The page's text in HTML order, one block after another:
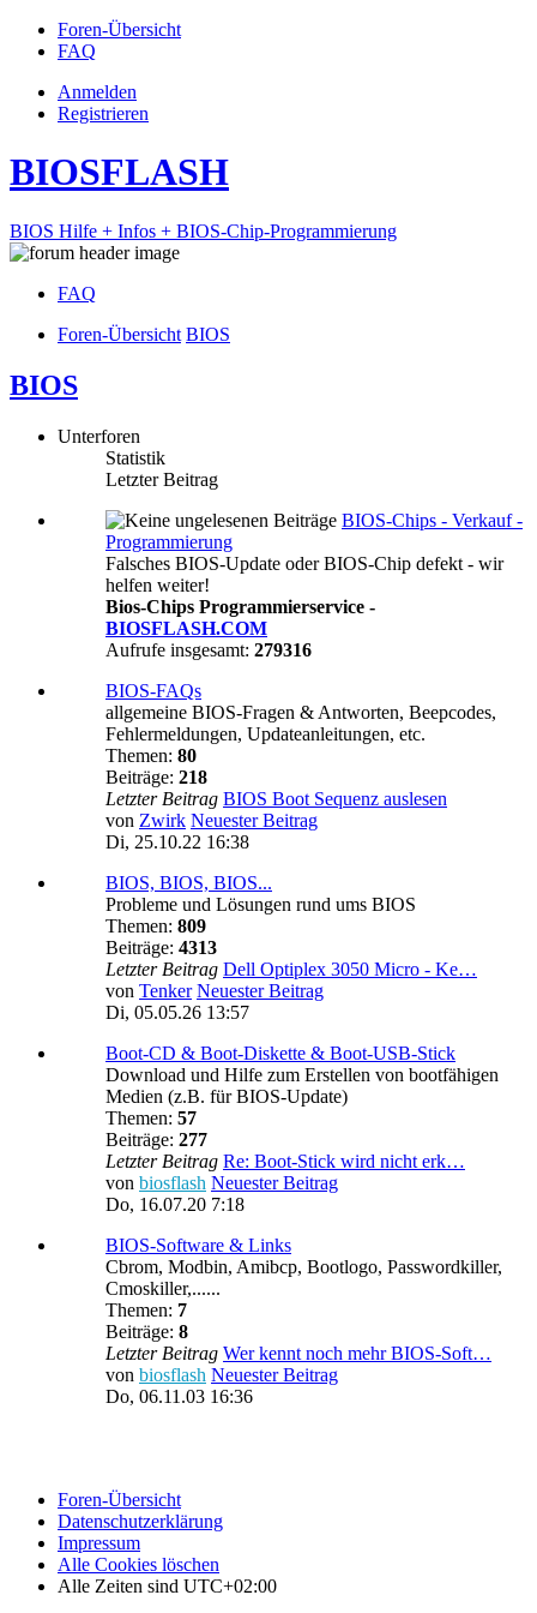
Foren-Übersicht
FAQ
Anmelden
Registrieren
BIOSFLASH
BIOS Hilfe + Infos + BIOS-Chip-Programmierung
FAQ
Foren-Übersicht BIOS
BIOS
Unterforen
Statistik
Letzter Beitrag
BIOS-Chips - Verkauf -
Programmierung
Falsches BIOS-Update oder BIOS-Chip defekt - wir
helfen weiter!
Bios-Chips Programmierservice -
BIOSFLASH.COM
Aufrufe insgesamt: 279316
BIOS-FAQs
allgemeine BIOS-Fragen & Antworten, Beepcodes,
Fehlermeldungen, Updateanleitungen, etc.
Themen: 80
Beiträge: 218
Letzter Beitrag BIOS Boot Sequenz auslesen
von Zwirk Neuester Beitrag
Di, 25.10.22 16:38
BIOS, BIOS, BIOS...
Probleme und Lösungen rund ums BIOS
Themen: 809
Beiträge: 4313
Letzter Beitrag Dell Optiplex 3050 Micro - Ke…
von Tenker Neuester Beitrag
Di, 05.05.26 13:57
Boot-CD & Boot-Diskette & Boot-USB-Stick
Download und Hilfe zum Erstellen von bootfähigen
Medien (z.B. für BIOS-Update)
Themen: 57
Beiträge: 277
Letzter Beitrag Re: Boot-Stick wird nicht erk…
von biosflash Neuester Beitrag
Do, 16.07.20 7:18
BIOS-Software & Links
Cbrom, Modbin, Amibcp, Bootlogo, Passwordkiller,
Cmoskiller,......
Themen: 7
Beiträge: 8
Letzter Beitrag Wer kennt noch mehr BIOS-Soft…
von biosflash Neuester Beitrag
Do, 06.11.03 16:36
Foren-Übersicht
Datenschutzerklärung
Impressum
Alle Cookies löschen
Alle Zeiten sind UTC+02:00